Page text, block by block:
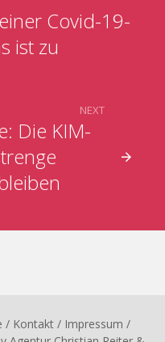
Covid-19-
ist zu
Die KIM-
NEXT
/ Kontakt / Impressum /